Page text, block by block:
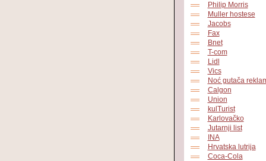
Philip Morris
Muller hostese
Jacobs
Fax
Bnet
T-com
Lidl
Vics
Noć gutača
Calgon
Union
kulTurist
Karlovačko
Jutarnji list
INA
Hrvatska lutrija
Coca-Cola